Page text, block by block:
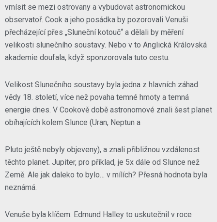
vmísit se mezi ostrovany a vybudovat astronomickou
observatoř. Cook a jeho posádka by pozorovali Venuši
přecházející přes „Sluneční kotouč“ a dělali by měření
velikosti slunečního soustavy. Nebo v to Anglická Královská
akademie doufala, když sponzorovala tuto cestu.
Velikost Slunečního soustavy byla jedna z hlavních záhad
vědy 18. století, více než povaha temné hmoty a temná
energie dnes. V Cookově době astronomové znali šest planet
obíhajících kolem Slunce (Uran, Neptun a
Pluto ještě nebyly objeveny), a znali přibližnou vzdálenost
těchto planet. Jupiter, pro příklad, je 5x dále od Slunce než
Země. Ale jak daleko to bylo… v mílích? Přesná hodnota byla
neznámá.
Venuše byla klíčem. Edmund Halley to uskutečnil v roce